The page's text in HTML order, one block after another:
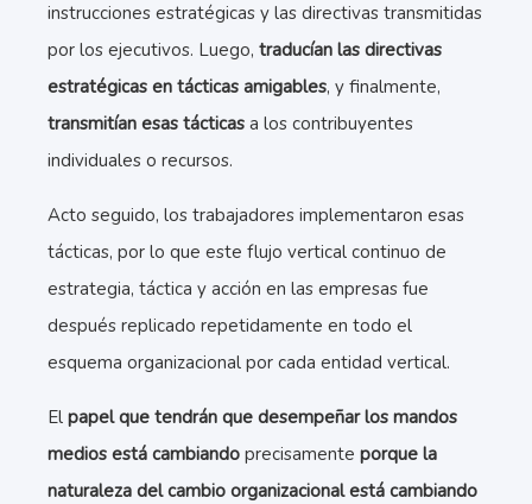
instrucciones estratégicas y las directivas transmitidas
por los ejecutivos. Luego, traducían las directivas
estratégicas en tácticas amigables, y finalmente,
transmitían esas tácticas a los contribuyentes
individuales o recursos.
Acto seguido, los trabajadores implementaron esas
tácticas, por lo que este flujo vertical continuo de
estrategia, táctica y acción en las empresas fue
después replicado repetidamente en todo el
esquema organizacional por cada entidad vertical.
El papel que tendrán que desempeñar los mandos
medios está cambiando precisamente porque la
naturaleza del cambio organizacional está cambiando